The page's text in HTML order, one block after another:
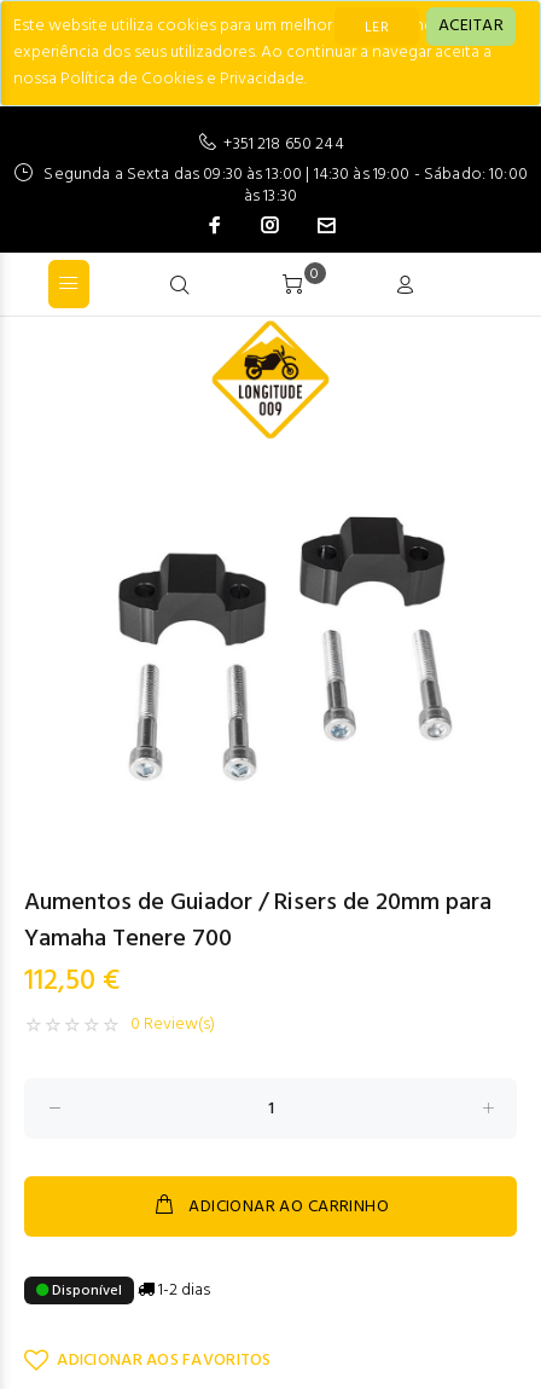
Este website utiliza cookies para um melhor desempenho e
experiência dos seus utilizadores. Ao continuar a navegar aceita a
nossa Política de Cookies e Privacidade.
LER ACEITAR
+351 218 650 244
Segunda a Sexta das 09:30 às 13:00 | 14:30 às 19:00 - Sábado: 10:00
às 13:30
0
Aumentos de Guiador / Risers de 20mm para
Yamaha Tenere 700
112,50 €
0 Review(s)
ADICIONAR AO CARRINHO
Disponível 1-2 dias
ADICIONAR AOS FAVORITOS